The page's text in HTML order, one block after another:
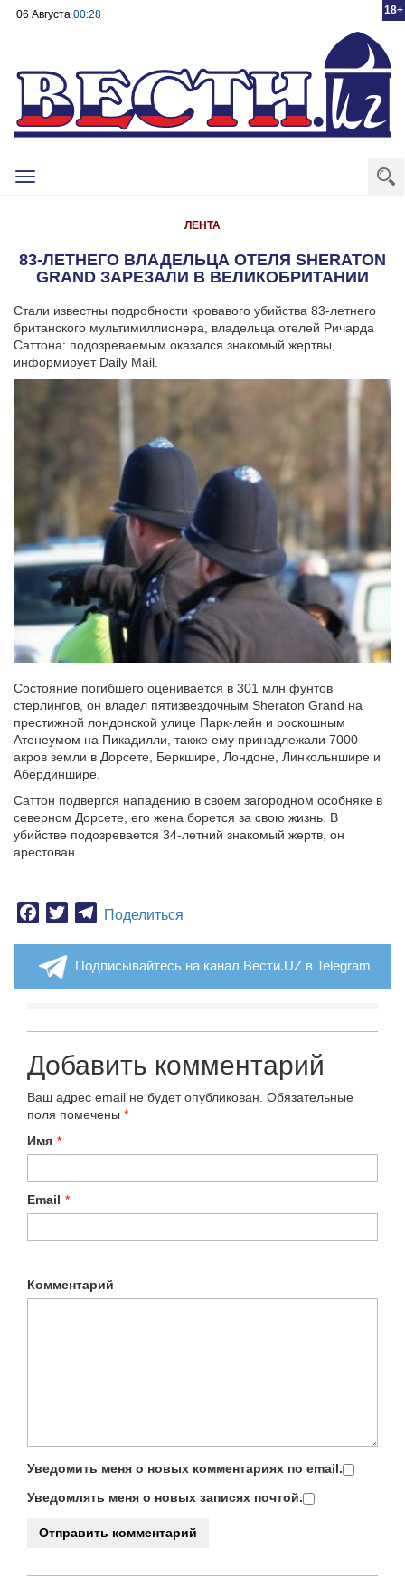
18+
06 Августа 00:28
Toggle
ЛЕНТА
83-ЛЕТНЕГО ВЛАДЕЛЬЦА ОТЕЛЯ SHERATON
GRAND ЗАРЕЗАЛИ В ВЕЛИКОБРИТАНИИ
Стали известны подробности кровавого убийства 83-летнего
британского мультимиллионера, владельца отелей Ричарда
Саттона: подозреваемым оказался знакомый жертвы,
информирует Daily Mail.
Состояние погибшего оценивается в 301 млн фунтов
стерлингов, он владел пятизвездочным Sheraton Grand на
престижной лондонской улице Парк-лейн и роскошным
Атенеумом на Пикадилли, также ему принадлежали 7000
акров земли в Дорсете, Беркшире, Лондоне, Линкольншире и
Абердиншире.
Саттон подвергся нападению в своем загородном особняке в
северном Дорсете, его жена борется за свою жизнь. В
убийстве подозревается 34-летний знакомый жертв, он
арестован.
Facebook
TwitterTelegram
Поделиться
Подписывайтесь на канал Вести.UZ в Telegram
Добавить комментарий
Ваш адрес email не будет опубликован. Обязательные
поля помечены *
Имя *
Email *
Комментарий
Уведомить меня о новых комментариях по email.
Уведомлять меня о новых записях почтой.